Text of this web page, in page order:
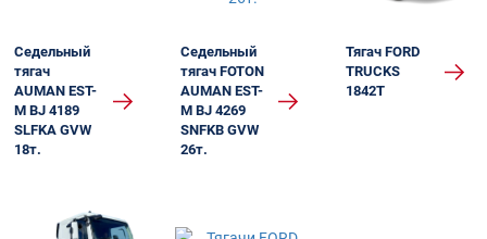
Седельный
тягач
AUMAN EST-
M BJ 4189
SLFKA GVW
18т.
Седельный
тягач FOTON
AUMAN EST-
M BJ 4269
SNFKB GVW
26т.
Тягач FORD
TRUCKS
1842T